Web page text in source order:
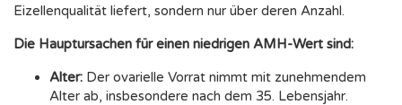
Eizellenqualität liefert, sondern nur über deren Anzahl.
Die Hauptursachen für einen niedrigen AMH-Wert sind:
Alter: Der ovarielle Vorrat nimmt mit zunehmendem
Alter ab, insbesondere nach dem 35. Lebensjahr.